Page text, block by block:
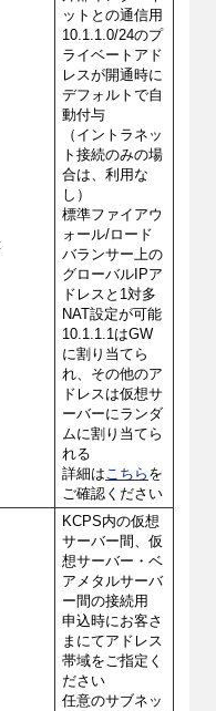
ットとの通信用
10.1.1.0/24のプ
ライベートアド
レスが開通時に
デフォルトで自
動付与
（イントラネッ
ト接続のみの場
合は、利用な
し）
標準ファイアウ
ォール/ロード
バランサー上の
グローバルIPア
ドレスと1対多
NAT設定が可能
10.1.1.1はGW
に割り当てら
れ、その他のア
ドレスは仮想サ
ーバーにランダ
ムに割り当てら
れる
詳細はこちら を
ご確認ください
KCPS内の仮想
サーバー間、仮
想サーバー・ベ
アメタルサーバ
ー間の接続用
申込時にお客さ
まにてアドレス
帯域をご指定く
ださい
任意のサブネッ